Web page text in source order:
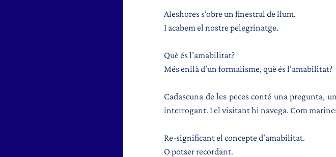
Aleshores s’obre un finestral de llum.
I acabem el nostre pelegrinatge.
Què és l’amabilitat?
Més enllà d’un formalisme, què és l’amabilitat?
Cadascuna de les peces conté una pregunta,
interrogant. I el visitant hi navega. Com
Re-significant el concepte d'amabilitat.
O potser recordant.